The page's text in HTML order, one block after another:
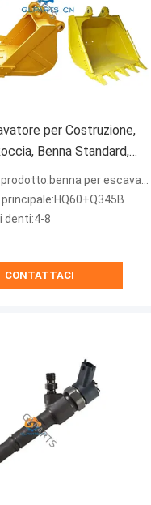
per Costruzione,
Benna Standard,
per escavatore
denti:4-8
CONTATTACI